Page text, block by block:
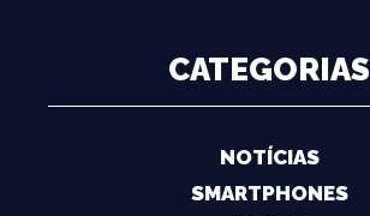
CATEGORIAS
NOTÍCIAS
SMARTPHONES